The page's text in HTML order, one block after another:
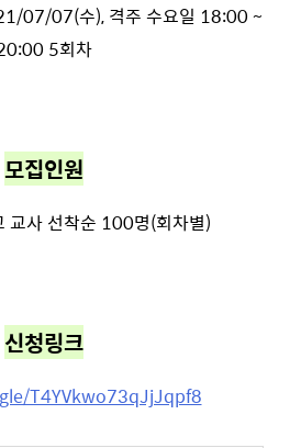
07/07(수), 격주 수요일 18:00 ~
5회차
모집인원
교사 선착순 100명(회차별)
신청링크
T4YVkwo73qJjJqpf8